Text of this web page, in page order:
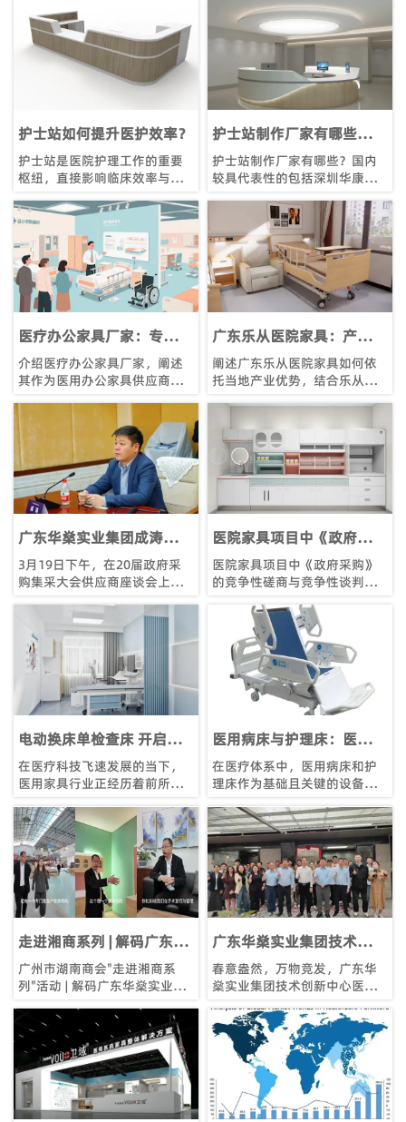
基础设施的重要组成部分，在
患者护理、舒适度和安全方面
发挥着关键作用，并有助于提
高医疗保健提供者的效率。
律合规性、技术可靠性和采购
需求特殊性三方面的考量：
一、法律合规性要求、二、技
术可靠性与**性保障、三、采
购实践中的特殊考量
护士站如何提升医护效率？
护士站是医院护理工作的重要
枢纽，直接影响临床效率与患
优化工作流、提升医护协作并
改善服务体验。本文将解析现
代护士站的功能布局、人因工
程考量及空间整合策略，为医
院规划提供专业参考。
护士站制作厂家有哪些？如
何选对专业定制服务商
护士站制作厂家有哪些？国内
较具代表性的包括深圳华康、
锐及广州康达等专业医疗家具
制造商。这些厂家专注医院空
间功能与人机工程，提供符合
院感控制与护理效率需求的一
体化护士站解决方案。如需了
解各厂商产品特点与选型建
议，请继续阅读下文。
医疗办公家具厂家：专业设
计，打造舒适办公环境
介绍医疗办公家具厂家，阐述
其作为医用办公家具供应商，
造舒适的办公桌椅及整体办公
环境。
广东乐从医院家具：产业优
势，引领医疗家具新风尚
阐述广东乐从医院家具如何依
托当地产业优势，结合乐从和
领医疗家具行业新风尚。
广东华燊实业集团成涛就医
疗家具采购问题在20届集
采大会上提问交流
3月19日下午，在20届政府采
购集采大会供应商座谈会上，
燊实业集团有限公司副总经理
成涛在会上就家具采购需求标
准化问题、家具采购低价竞争
问题和采购人采购需求调研不
够充分问题，以及家具定制化
产品缺乏相关标准给供应商投
标（响应）和履约带来困扰等
问题进行现场提问。政府采购
利就上述提问进行专业细致的
解答。
医院家具项目中《政府采
购》的竞争性磋商与竞争性
谈判本质区别？
医院家具项目中《政府采购》
的竞争性磋商与竞争性谈判本
从专业的角度详细阐述竞争性
磋商与竞争性谈判在评审方
法、适用场景、时间安排、文
件发售、专家组成等方面的本
质区别，帮助读者清晰了解两
种采购方式的特点及应用。
电动换床单检查床 开启智
慧医疗新体验
在医疗科技飞速发展的当下，
医用家具行业正经历着前所未
环境的简单点缀，而是承载着
提升医疗服务效率、保障患者
安全与舒适的重要使命。在这
个充满机遇与挑战的行业中，
广东华燊实业集团研发部门，
凭借卓越的技术实力和创新精
神，深挖行业需求，成为了医
用家具领域的佼佼者，其中电
动换床单检查床（电动诊疗
床）更是其明星产品。在医院
日常运营中，换床单看似是一
项简单的工作，实则存在诸多
痛点。医院患者数量众多，床
位周转率高，这意味着换床单
的工作量极大；无论是医院诊
室还是体检中心，都是存在病
菌的地方，若换床单操作不规
范，可能造成交叉感染，威胁
医用病床与护理床：医疗护
理的“无声守护者”
在医疗体系中，医用病床和护
理床作为基础且关键的设备，
在整个医疗服务流程里扮演着
无可替代的重要角色。从患者
入院接受治疗的那一刻起，病
床便成为了他们**亲密的 “伙
伴”，为其提供休息与治疗的空
间；而护理床，则凭借更丰富
的功能，为长期卧床或失能患
者的护理工作提供了极大便
理人员负担的得力助手 。毫不
夸张地说，它们的存在直接关
系到患者的就医体验、康复进
程以及医疗服务的整体水平，
是医疗领域得以有效运转的重
要基石。
走进湘商系列 | 解码广东华
燊实业有限公司的品质升级
之道
广州市湖南商会"走进湘商系
列"活动 | 解码广东华燊实业有
日，广州市湖南商会一行走进
广东华燊实业有限公司，深度
探访这家在新建医院工程项目
中的医用家具政府采购招投标
项目中的医疗家具品牌排名**
的企业，VOU+卫域医疗与医疗
广东华燊实业集团技术创新
中心医疗家具产品研发部门
春意盎然，万物竞发，广东华
燊实业集团技术创新中心医疗
上的重要里程碑——技术创新中
心正式揭牌。这一盛事不仅彰
显了企业在技术研发领域的雄
心壮志，更成为推动行业革
新、赋能产业升级的关键力
量，专注于医院家具政府采购